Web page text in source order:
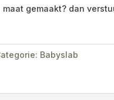
maat gemaakt? dan
Babyslab